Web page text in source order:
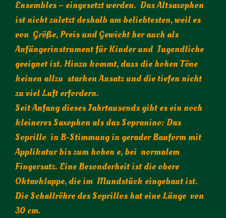
Ensembles – eingesetzt werden. Das Altsaxophon
ist nicht zuletzt deshalb am beliebtesten, weil es
von Größe, Preis und Gewicht her auch als
Anfängerinstrument für Kinder und Jugendliche
geeignet ist. Hinzu kommt, dass die hohen Töne
keinen allzu starken Ansatz und die tiefen nicht
zu viel Luft erfordern.
Seit Anfang dieses Jahrtausends gibt es ein noch
kleineres Saxophon als das Sopranino: Das
Soprillo in B-Stimmung in gerader Bauform mit
Applikatur bis zum hohen e, bei normalem
Fingersatz. Eine Besonderheit ist die obere
Oktavklappe, die im Mundstück eingebaut ist.
Die Schallröhre des Soprillos hat eine Länge von
30 cm.